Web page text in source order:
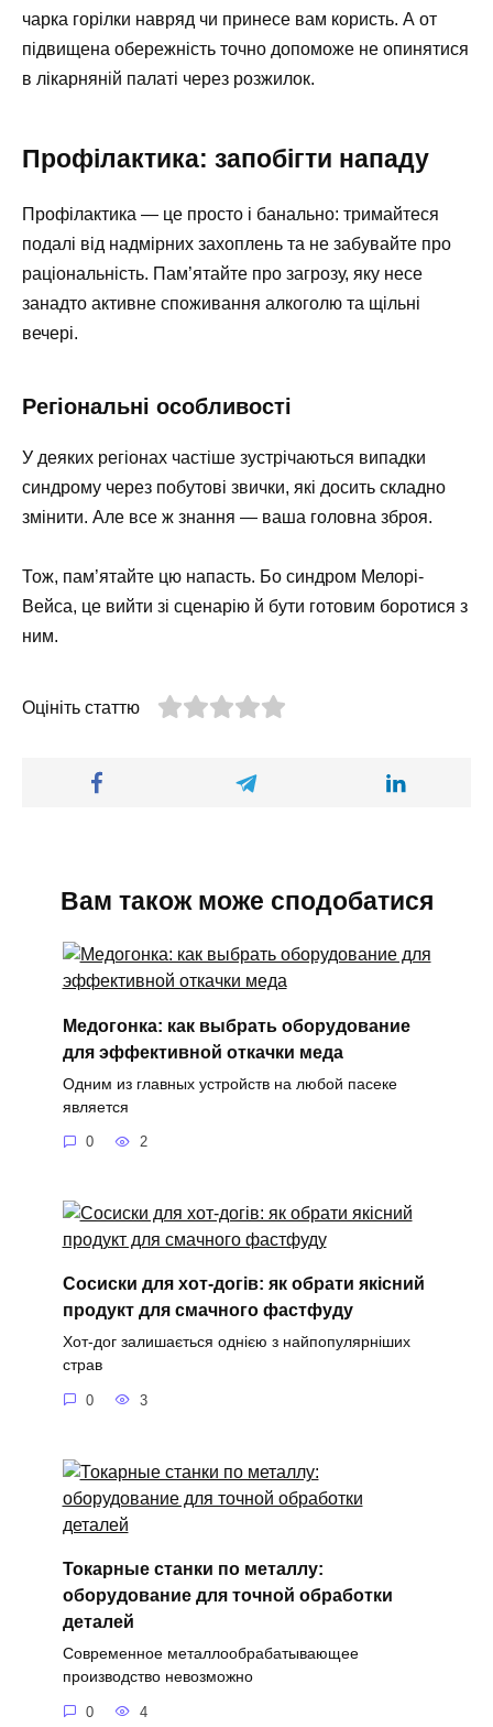
чарка горілки навряд чи принесе вам користь. А от
підвищена обережність точно допоможе не опинятися
в лікарняній палаті через розжилок.
Профілактика: запобігти нападу
Профілактика — це просто і банально: тримайтеся
подалі від надмірних захоплень та не забувайте про
раціональність. Пам’ятайте про загрозу, яку несе
занадто активне споживання алкоголю та щільні
вечері.
Регіональні особливості
У деяких регіонах частіше зустрічаються випадки
синдрому через побутові звички, які досить складно
змінити. Але все ж знання — ваша головна зброя.
Тож, пам’ятайте цю напасть. Бо синдром Мелорі-
Вейса, це вийти зі сценарію й бути готовим боротися з
ним.
Оцініть статтю
Вам також може сподобатися
Медогонка: как выбрать оборудование
для эффективной откачки меда
Одним из главных устройств на любой пасеке
является
0 2
Сосиски для хот-догів: як обрати якісний
продукт для смачного фастфуду
Хот-дог залишається однією з найпопулярніших
страв
0 3
Токарные станки по металлу:
оборудование для точной обработки
деталей
Современное металлообрабатывающее
производство невозможно
0 4